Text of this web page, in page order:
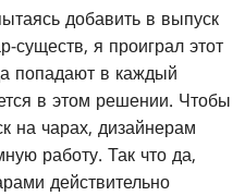
добавить в выпуск
существ, я проиграл этот
попадают в каждый
в этом решении. Чтобы
на чарах, дизайнерам
работу. Так что да,
действительно